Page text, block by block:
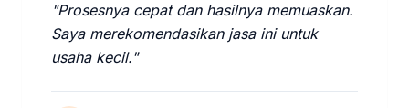
"Prosesnya cepat dan hasilnya memuaskan.
Saya merekomendasikan jasa ini untuk
usaha kecil."